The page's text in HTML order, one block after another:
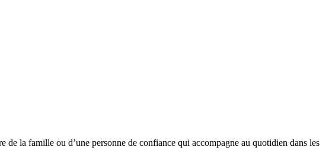
de la famille ou d’une personne de confiance qui accompagne au quotidien dans les